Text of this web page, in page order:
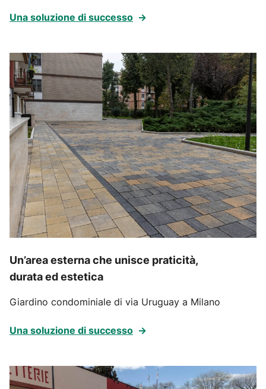
Una soluzione di successo →
Un’area esterna che unisce praticità,
durata ed estetica
Giardino condominiale di via Uruguay a Milano
Una soluzione di successo →